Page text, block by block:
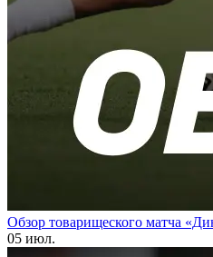
Обзор товарищеского матча
05 июл.